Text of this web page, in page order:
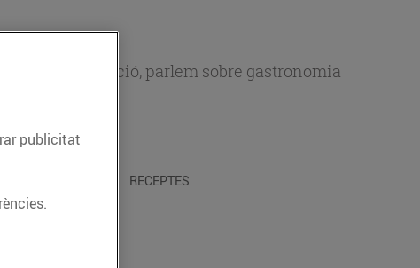
alimentació, parlem sobre gastronomia
RECEPTES
publicitat